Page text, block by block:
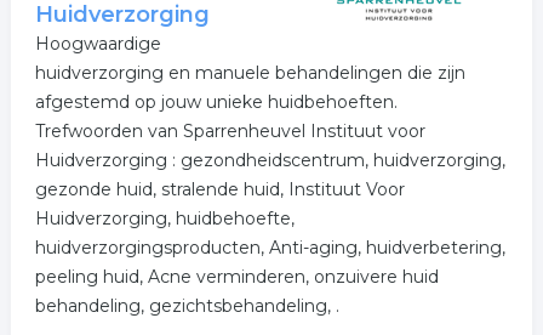
Huidverzorging
Hoogwaardige
huidverzorging en manuele behandelingen die zijn
afgestemd op jouw unieke huidbehoeften.
Trefwoorden van Sparrenheuvel Instituut voor
Huidverzorging : gezondheidscentrum, huidverzorging,
gezonde huid, stralende huid, Instituut Voor
Huidverzorging, huidbehoefte,
huidverzorgingsproducten, Anti-aging, huidverbetering,
peeling huid, Acne verminderen, onzuivere huid
behandeling, gezichtsbehandeling, .